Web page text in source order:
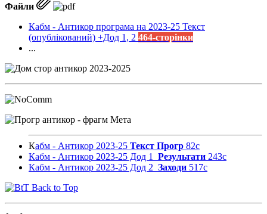
Файли
Кабм - Антикор програма на 2023-25 Текст
(опублікований) +Дод 1, 2 464-сторінки
...
Кабм - Антикор 2023-25 Текст Прогр 82с
Кабм - Антикор 2023-25 Дод 1 Результати 243с
Кабм - Антикор 2023-25 Дод 2 Заходи 517с
Back to Top